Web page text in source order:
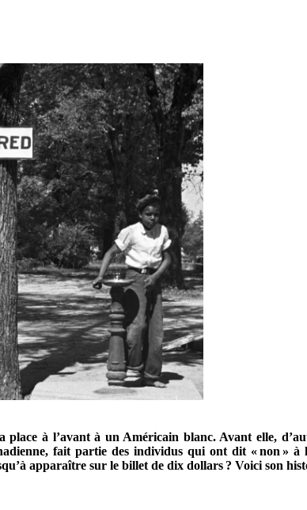
à l’avant à un Américain blanc. Avant elle,
fait partie des individus qui ont dit « non » à
apparaître sur le billet de dix dollars ? Voici son